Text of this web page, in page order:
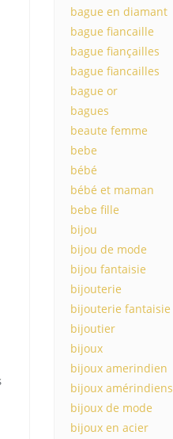
bague en diamant
bague fiancaille
bague fiançailles
bague fiancailles
bague or
bagues
beaute femme
bebe
bébé
bébé et maman
bebe fille
bijou
bijou de mode
bijou fantaisie
bijouterie
bijouterie fantaisie
bijoutier
bijoux
bijoux amerindien
bijoux amérindiens
bijoux de mode
bijoux en acier